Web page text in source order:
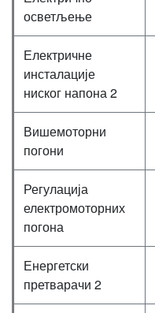
осветљење
Електричне
инсталације
ниског напона 2
Вишемоторни
погони
Регулација
електромоторних
погона
Енергетски
претварачи 2